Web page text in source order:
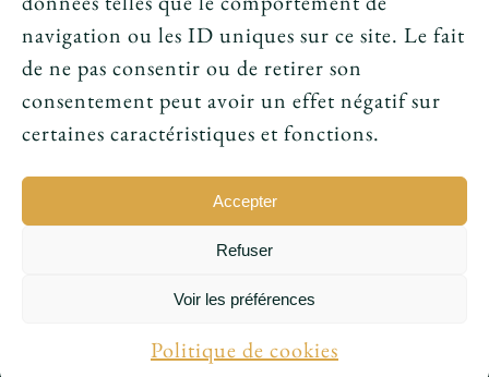
navigation ou les ID uniques sur ce site. Le fait
de ne pas consentir ou de retirer son
consentement peut avoir un effet négatif sur
certaines caractéristiques et fonctions.
Accepter
Refuser
Voir les préférences
Politique de cookies
Peut-on prouver que le tarot fonctionne ?
Le tarot avant l’ésotérisme : un simple jeu ?
© 2016 - 2026 • Conception parSukellos - Agence web
Maillet